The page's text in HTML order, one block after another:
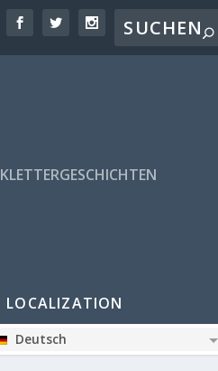
KLETTERGESCHICHTEN
LOCALIZATION
Deutsch